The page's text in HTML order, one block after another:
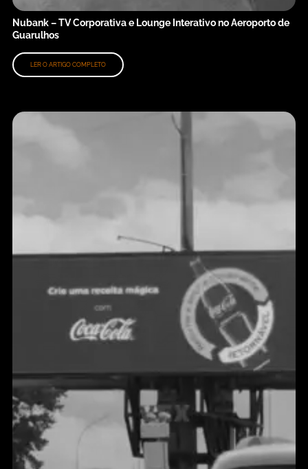
Nubank – TV Corporativa e Lounge Interativo no Aeroporto de
Guarulhos
LER O ARTIGO COMPLETO